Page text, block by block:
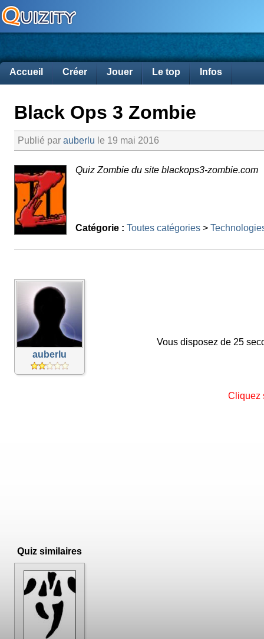
Accueil Créer Jouer Le top Infos
Black Ops 3 Zombie
Publié par auberlu le 19 mai 2016
Quiz Zombie du site blackops3-zombie.com
Catégorie : Toutes catégories >
auberlu
Quiz similaires
Vous disposez de 25
Cliquez